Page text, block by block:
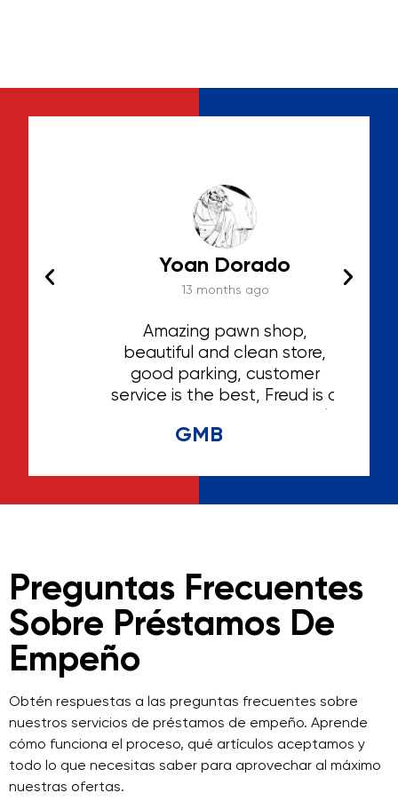
Amazing pawn shop,
beautiful and clean store,
good parking, customer
service is the best, Freud is a
helpful and caring, he knows
Yoan Dorado
13 months ago
GMB
Preguntas Frecuentes
Sobre Préstamos De
Empeño
Obtén respuestas a las preguntas frecuentes sobre
nuestros servicios de préstamos de empeño. Aprende
cómo funciona el proceso, qué artículos aceptamos y
todo lo que necesitas saber para aprovechar al máximo
nuestras ofertas.